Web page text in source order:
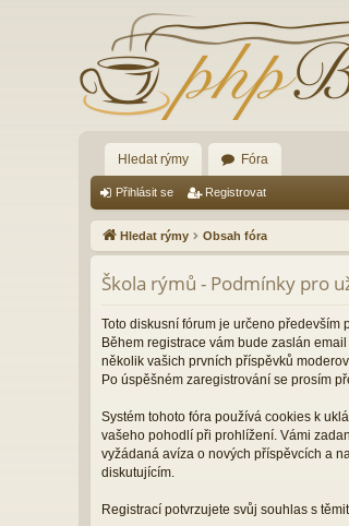
Hledat rýmy Fóra
Přihlásit se Registrovat
Hledat rýmy Obsah fóra
Škola rýmů - Podmínky pro
Toto diskusní fórum je určeno především
Během registrace vám bude zaslán
několik vašich prvních příspěvků
Po úspěšném zaregistrování se prosím
Systém tohoto fóra používá cookies k
vašeho pohodlí při prohlížení. Vámi
vyžádaná avíza o nových příspěvcích a
diskutujícím.
Registrací potvrzujete svůj souhlas s